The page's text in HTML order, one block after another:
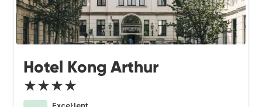
Hotel Kong Arthur
★★★★